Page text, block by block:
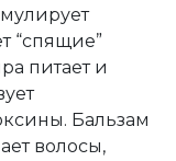
“спящие”
питает и
Бальзам
волосы,